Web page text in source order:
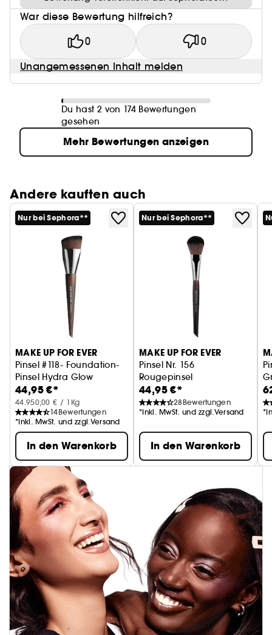
War diese Bewertung hilfreich?
0 0
Unangemessenen Inhalt melden
Du hast 2 von 174 Bewertungen
gesehen
Mehr Bewertungen anzeigen
Andere kauften auch
Nur bei Sephora**
MAKE UP FOR EVER
Pinsel #118- Foundation-
Pinsel Hydra Glow
44,95 €*
44.950,00 € / 1Kg
14Bewertungen
*Inkl. MwSt. und zzgl.Versand
In den Warenkorb
Nur bei Sephora**
MAKE UP FOR EVER
Pinsel Nr. 156
Rougepinsel
44,95 €*
28 Bewertungen
*Inkl. MwSt. und zzgl.Versand
In den Warenkorb